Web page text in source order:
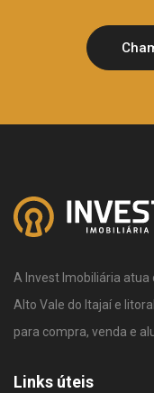
A Invest Imobiliária
Alto Vale do Itajaí e
para compra, venda e
Links úteis